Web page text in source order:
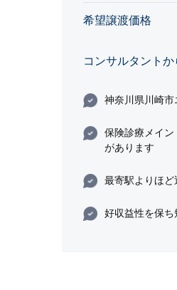
希望譲渡価格
コンサルタントか
神奈川県川崎市
保険診療メイ
があります
最寄駅よりほ
好収益性を保